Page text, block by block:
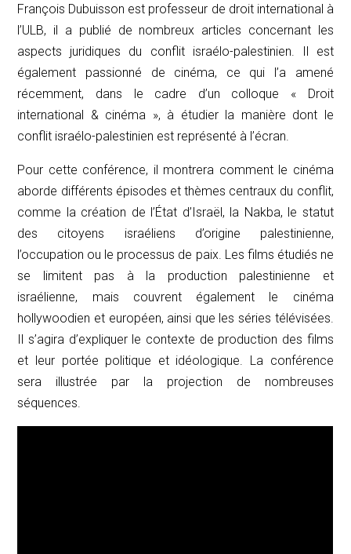
François Dubuisson est professeur de droit international à
l’ULB, il a publié de nombreux articles concernant les
aspects juridiques du conflit israélo-palestinien. Il est
également passionné de cinéma, ce qui l’a amené
récemment, dans le cadre d’un colloque « Droit
international & cinéma », à étudier la manière dont le
conflit israélo-palestinien est représenté à l’écran.
Pour cette conférence, il montrera comment le cinéma
aborde différents épisodes et thèmes centraux du conflit,
comme la création de l’État d’Israël, la Nakba, le statut
des citoyens israéliens d’origine palestinienne,
l’occupation ou le processus de paix. Les films étudiés ne
se limitent pas à la production palestinienne et
israélienne, mais couvrent également le cinéma
hollywoodien et européen, ainsi que les séries télévisées.
Il s’agira d’expliquer le contexte de production des films
et leur portée politique et idéologique. La conférence
sera illustrée par la projection de nombreuses
séquences.